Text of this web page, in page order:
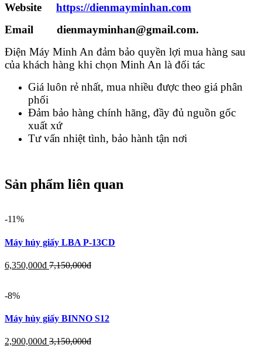
Website https://dienmayminhan.com
Email dienmayminhan@gmail.com.
Điện Máy Minh An đảm bảo quyền lợi mua hàng sau
của khách hàng khi chọn Minh An là đối tác
Giá luôn rẻ nhất, mua nhiều được theo giá phân
phối
Đảm bảo hàng chính hãng, đầy đủ nguồn gốc
xuất xứ
Tư vấn nhiệt tình, bảo hành tận nơi
Sản phẩm liên quan
-11%
Máy hủy giấy LBA P-13CD
6,350,000đ 7,150,000đ
-8%
Máy hủy giấy BINNO S12
2,900,000đ 3,150,000đ